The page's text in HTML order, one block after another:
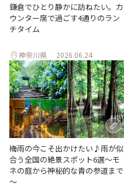
鎌倉でひとり静かに訪ねたい。カ
ウンター席で過ごす4通りのラン
チタイム
神奈川県 2026.06.24
梅雨の今こそ出かけたい♪雨が似
合う全国の絶景スポット6選～モ
ネの庭から神秘的な青の参道まで
～